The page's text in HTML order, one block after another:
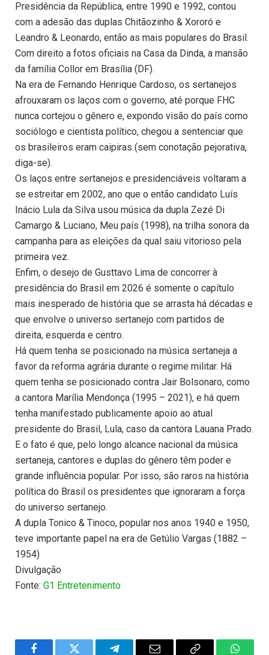
Presidência da República, entre 1990 e 1992, contou
com a adesão das duplas Chitãozinho & Xororó e
Leandro & Leonardo, então as mais populares do Brasil.
Com direito a fotos oficiais na Casa da Dinda, a mansão
da família Collor em Brasília (DF).
Na era de Fernando Henrique Cardoso, os sertanejos
afrouxaram os laços com o governo, até porque FHC
nunca cortejou o gênero e, expondo visão do país como
sociólogo e cientista político, chegou a sentenciar que
os brasileiros eram caipiras (sem conotação pejorativa,
diga-se).
Os laços entre sertanejos e presidenciáveis voltaram a
se estreitar em 2002, ano que o então candidato Luís
Inácio Lula da Silva usou música da dupla Zezé Di
Camargo & Luciano, Meu país (1998), na trilha sonora da
campanha para as eleições da qual saiu vitorioso pela
primeira vez.
Enfim, o desejo de Gusttavo Lima de concorrer à
presidência do Brasil em 2026 é somente o capítulo
mais inesperado de história que se arrasta há décadas e
que envolve o universo sertanejo com partidos de
direita, esquerda e centro.
Há quem tenha se posicionado na música sertaneja a
favor da reforma agrária durante o regime militar. Há
quem tenha se posicionado contra Jair Bolsonaro, como
a cantora Marília Mendonça (1995 – 2021), e há quem
tenha manifestado publicamente apoio ao atual
presidente do Brasil, Lula, caso da cantora Lauana Prado.
E o fato é que, pelo longo alcance nacional da música
sertaneja, cantores e duplas do gênero têm poder e
grande influência popular. Por isso, são raros na história
política do Brasil os presidentes que ignoraram a força
do universo sertanejo.
A dupla Tonico & Tinoco, popular nos anos 1940 e 1950,
teve importante papel na era de Getúlio Vargas (1882 –
1954)
Divulgação
Fonte: G1 Entretenimento